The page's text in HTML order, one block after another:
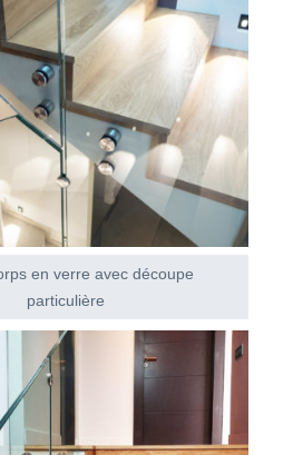
en verre avec découpe
particulière